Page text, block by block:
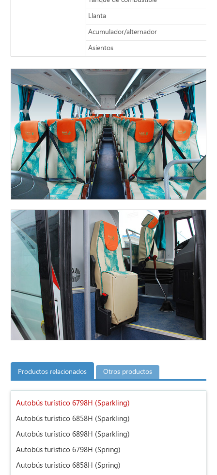
Llanta
Acumulador/alternador
Asientos
Productos relacionados Otros productos
Autobús turístico 6798H (Sparkling)
Autobús turístico 6858H (Sparkling)
Autobús turístico 6898H (Sparkling)
Autobús turístico 6798H (Spring)
Autobús turístico 6858H (Spring)